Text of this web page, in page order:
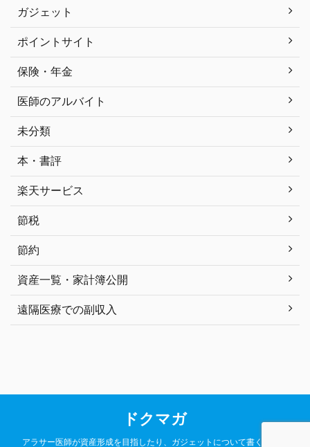
ガジェット
ポイントサイト
保険・年金
医師のアルバイト
未分類
本・書評
楽天サービス
節税
節約
資産一覧・家計簿公開
遠隔医療での副収入
ドクマガ
アラサー医師が資産形成を目指したり、ガジェットについて書くブログ